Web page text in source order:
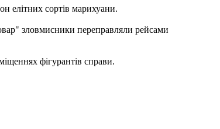
елітних сортів марихуани.
зловмисники переправляли рейсами
фігурантів справи.